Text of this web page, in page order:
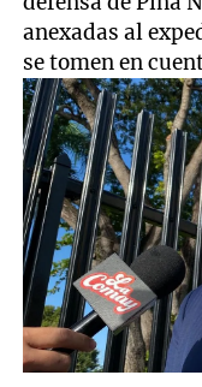
anexadas al
se tomen en